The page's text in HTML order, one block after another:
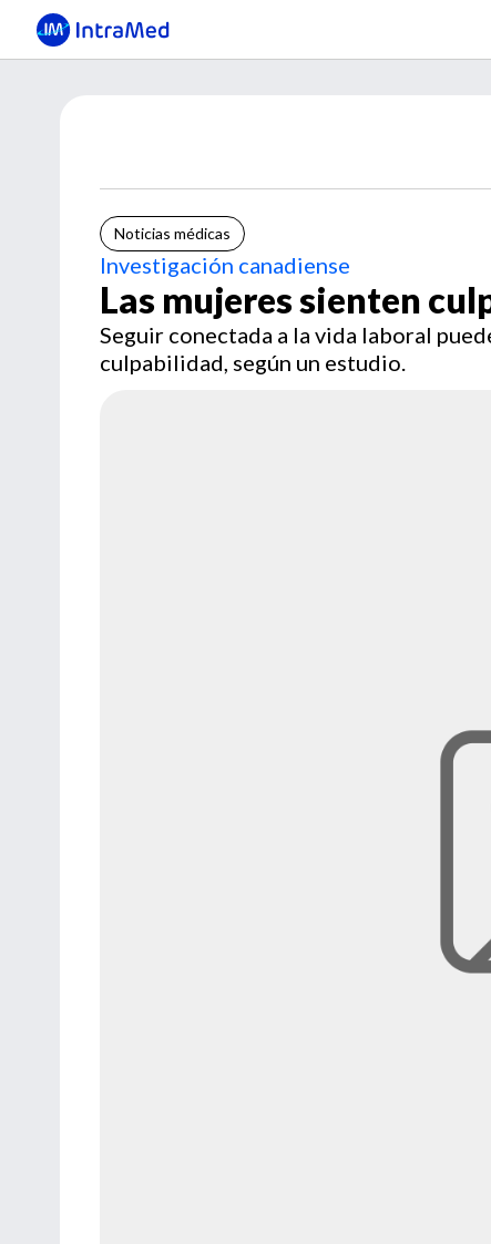
Noticias médicas
Investigación canadiense
Las mujeres sienten
Seguir conectada a la vida laboral
culpabilidad, según un estudio.